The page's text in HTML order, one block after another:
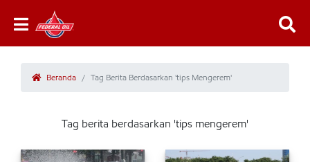
Beranda Tag Berita Berdasarkan 'tips Mengerem'
Tag berita berdasarkan 'tips mengerem'